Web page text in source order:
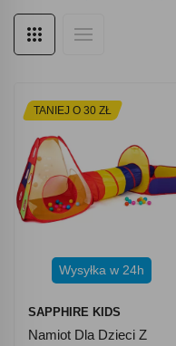
TANIEJ O 30 ZŁ
Wysyłka w 24h
SAPPHIRE KIDS
Namiot Dla Dzieci Z